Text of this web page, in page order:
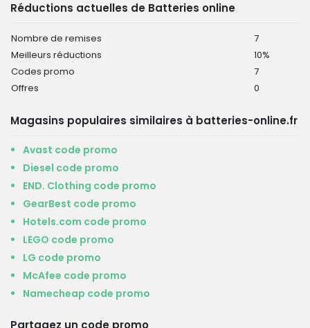
Réductions actuelles de Batteries online
Nombre de remises
7
Meilleurs réductions
10%
Codes promo
7
Offres
0
Magasins populaires similaires à batteries-online.fr
Avast code promo
Diesel code promo
END. Clothing code promo
GearBest code promo
Hotels.com code promo
LEGO code promo
LG code promo
McAfee code promo
Namecheap code promo
Partagez un code promo